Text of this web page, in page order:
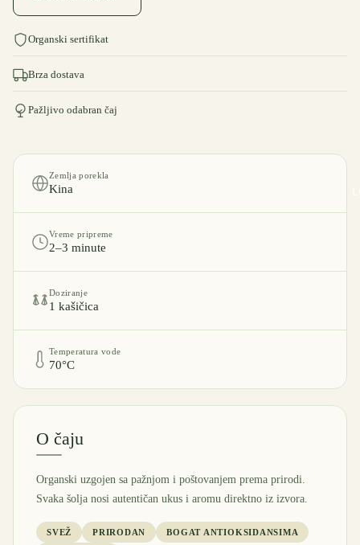
Organski sertifikat
Brza dostava
Pažljivo odabran čaj
Zemlja porekla
Kina
Vreme pripreme
2–3 minute
Doziranje
1 kašičica
Temperatura vode
70°C
O čaju
Organski uzgojen sa pažnjom i poštovanjem prema prirodi.
Svaka šolja nosi autentičan ukus i aromu direktno iz izvora.
SVEŽ PRIRODAN BOGAT ANTIOKSIDANSIMA